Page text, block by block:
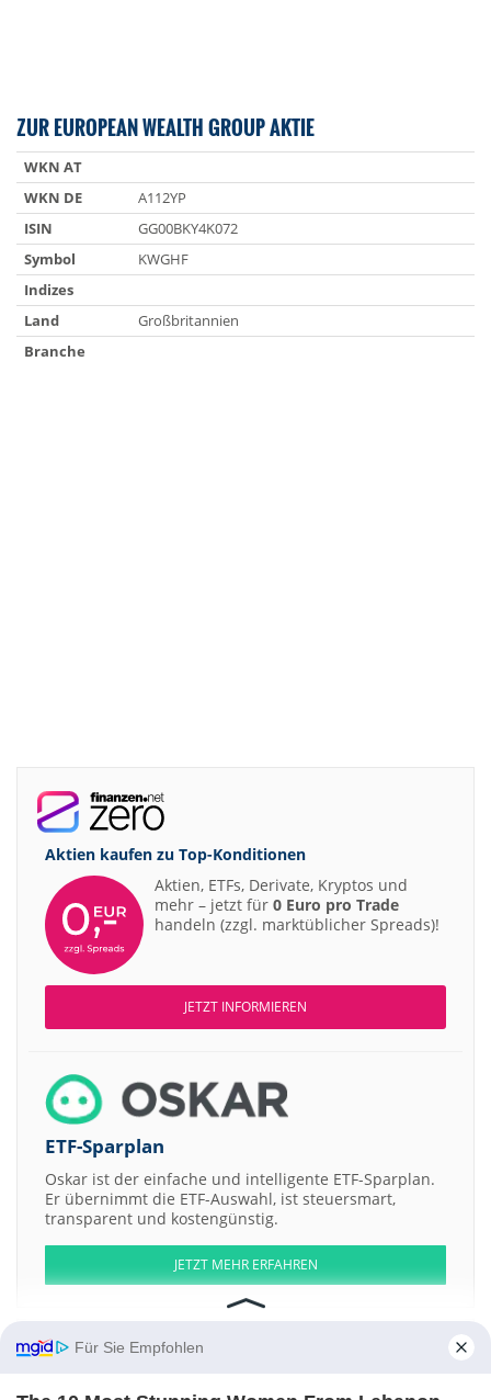
ZUR EUROPEAN WEALTH GROUP AKTIE
WKN AT
WKN DE
A112YP
ISIN
GG00BKY4K072
Symbol
KWGHF
Indizes
Land
Großbritannien
Branche
Aktien kaufen zu Top-Konditionen
Aktien, ETFs, Derivate, Kryptos und
mehr – jetzt für 0 Euro pro Trade
handeln (zzgl. marktüblicher Spreads)!
JETZT INFORMIEREN
ETF-Sparplan
Oskar ist der einfache und intelligente ETF-Sparplan.
Er übernimmt die ETF-Auswahl, ist steuersmart,
transparent und kostengünstig.
JETZT MEHR ERFAHREN
Aktien ATX DAX EuroStoxx 50 Dow Jones NASDAQ 100 Nikkei 225
Für Sie Empfohlen